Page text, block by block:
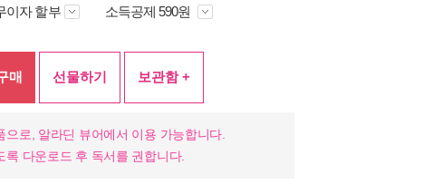
이자 할부 소득공제 590원
매 선물하기 보관함 +
로, 알라딘 뷰어에서 이용 가능합니다.
다운로드 후 독서를 권합니다.